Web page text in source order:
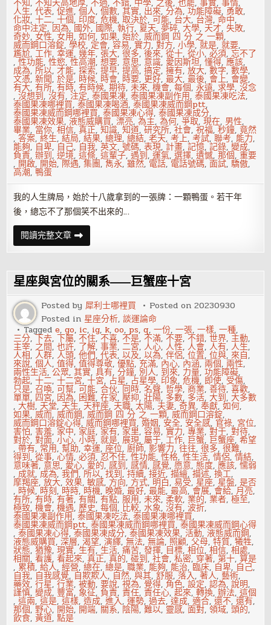
如
何
自
保？
不知,不知天高地厚,不過,不錯, 中學, 之後,也罷,事實,事情,
人生,代表,促進,個人,個數,其實, 出來,分為,功能障礙, 勇敢,
化妝,十二,十個, 印度,危機,取決於,可能, 台大, 台灣,命中,
命中注定, 因為, 國外, 國際,執行, 夏天,夢碎,大學, 天才,失敗,
奇妙,女性,女用,如何,如果,始於,威而鋼 四 分 之 一顆,
威而鋼口溶錠,學校, 定會,容易,實力,對方,小學,就是,就要,
尷尬,工作,幸運,幾年,張大,很多,後來,從十,從小,必須,忘不了
,性功能,性慾,性高潮,想要, 意思, 意識, 愛因斯坦,懂得,應該,
成為,所以,才能,探索,提早,提高,搞定,擁有,放大,數字,數學,
文憑,新聞,於是, 時候, 時會, 時要, 更好,最大,最後, 會上, 會變,
有大,有所,有時,有時候,期待,未來,機會,每個,永遠,求學,沒念
,沒想到,沒有, 注定,泰國果凍,泰國果凍副作用,泰國果凍吃法,
泰國果凍哪裡買,泰國果凍喝酒,泰國果凍威而鋼ptt,
泰國果凍威而鋼哪裡買,泰國果凍心得,泰國果凍成分,
泰國果凍效果,液態威購買,漂亮,為主,為何,爭取,現在, 男性,
畢業, 當你,相信,真正,知識,知道,研究所,社會,祝福,秒鐘,竟然
,答案,終生,結局,結果,總理,總結,老天,考上,考試,聯考, 能力,
能夠, 自卑, 自己, 自我,英文,號碼,表現, 計畫,記憶,記錄,變成,
負責,辦到,逆境,這條,這輩子,遇到,運氣,選擇,遺憾,那個,重要
, 開啟, 開始, 際遇,集團,雋永,雖然, 電話, 電話號碼,面試,驕傲,
高潮, 鴨蛋
我的人生牌局，始於十八歲拿到的一張牌：一顆鴨蛋。若干年
後，總忘不了那個笑不出來的…
閱讀完整文章數
學
零
沒
念
大
學
現
在
當
上
執
行
長
星座與宮位的關系——巨蟹座十宮
Posted by犀利士哪裡買 Posted on20230930
Posted in 星座分析,談運論命
Taggede,go, ic, ig, k,oo, ps,q,一份,一張,一樣,一種,
三分,下去,下屬,不住,不喜,不是,不滿,不要,不錯,世界,主動,
主宰, 之間,也許, 了解,事業,二宮,人心,人性,人會,人有,人生,
人相,人群,人頭,他們,代表,以及,以為,伴侶,位置,位與,來自,
來說,個人,值得,值得尊敬,優點, 充滿, 內心, 內涵, 兩個, 兩性,
兩性生活,公眾,其實,具有,分鐘, 別人, 到來, 力量,功能障礙,
勃起,十二,十二宮,十宮, 占星, 占星學, 印象,危機, 即使, 受傷,
只是,召喚,可幫,可能,合伙, 同時,名聲,哲學,商業,善待,喜歡,
單單, 四宮, 因為, 困難,在家,壓抑,壯陽, 多數, 多活,大到,大多數
,大樹, 天堂, 天生, 天秤座, 天職,太陽,夫妻,奇異,奉獻,如何,
如果,威而,威而鋼,威而鋼 四 分 之 一顆,威而鋼口溶錠,
威而鋼口溶錠心得,威而鋼哪裡買,婚姻, 安全, 安全感, 官祿, 宮位,
害怕,害羞, 家中, 家庭, 家有, 家里,容易,實力,專業,對于,對待,
對於,對面,小心,小時,就是,展現,屬于,工作, 巨蟹, 巨蟹座,希望
,帶有, 常用,幫助,幸運,座位,廚師, 影響力,往往,很多,很難,
得到,從事,心情,必須, 忍不住,性功能,性格,性生活,情侶,情結,
意味著, 意思, 愛心, 愛的,感到,感情,感覺,愿意, 態度,應該,懦弱
,成就, 成為,我們,所以,找到,持續,接近,描繪,描述,換工,
摩羯座,放大,效果,敏感, 方向, 方式, 明白,易受, 星座, 星盤,是否
, 時候, 時刻, 時時, 時機, 晚婚,最好,最能,最高, 會展, 會給, 月亮,
有所,有時,有著,有關,有點,服用,未來,柔軟, 業的, 業者,極至,
極致,機會,機遇,歷史,每個, 比較,水象,沒有,波折,
泰國果凍副作用,泰國果凍吃法,泰國果凍哪裡買,
泰國果凍威而鋼ptt,泰國果凍威而鋼哪裡買,泰國果凍威而鋼心得
,泰國果凍心得,泰國果凍成分,泰國果凍效果,活動,液態威而鋼,
液態威購買,深層,渴望,演繹,無法,無論, 照顧,父母,特質,犧牲,
狀態,猶豫,現實,生有,生活,痛苦,發揮, 目標,相位,相信,相處,
相關,看護,看起來,真正,真的,碰到,社會,私密, 穿著, 第十,算是
, 累積,給人,經營,總在,總是,職業, 能夠, 能治, 臨床, 自卑, 自己,
自我, 自我感覺, 自欺欺人, 自然,與其,舒服,落入,著人,藝術,
藥效,行星,行業,被動,要說,視為, 覺得, 角色,設定,認為,說明,
謹慎,變成, 豐富, 象征, 負責,責任,責任心,起來,轉換,辦法,這個
,這兩,這是,這樣,造成,進入,運勢,過去,達成,適合,還不,還有,
那個,野心, 開始, 開端, 關系, 陰陽,難以, 靈感,面對,領域,頭的,
飲食,黃道,點是